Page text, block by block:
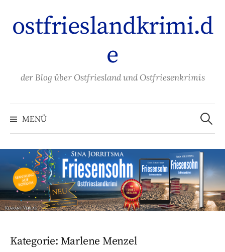
Inhalt
überspringen
ostfrieslandkrimi.d
e
der Blog über Ostfriesland und Ostfriesenkrimis
MENÜ
Suchen
nach:
Kategorie: Marlene Menzel